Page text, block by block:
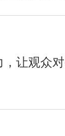
让观众